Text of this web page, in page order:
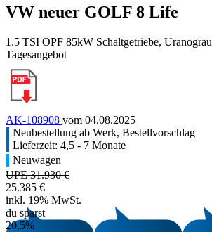
VW neuer GOLF 8 Life
1.5 TSI OPF 85kW Schaltgetriebe, Uranograu
Tagesangebot
AK-108908 vom 04.08.2025
Neubestellung ab Werk, Bestellvorschlag
Lieferzeit: 4,5 - 7 Monate
Neuwagen
UPE 31.930 €
25.385 €
inkl. 19% MwSt.
du sparst
20,5%